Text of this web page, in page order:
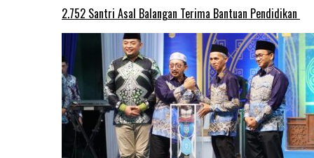
2.752 Santri Asal Balangan Terima Bantuan Pendidikan